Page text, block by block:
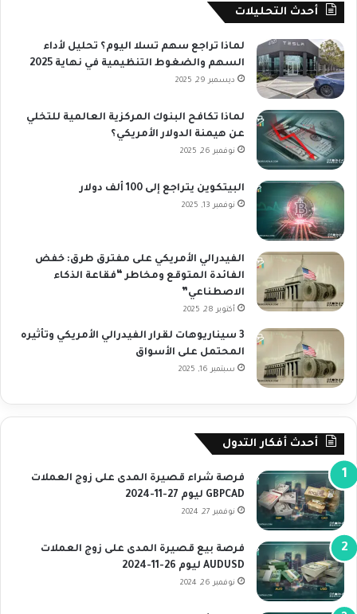
أحدث التحليلات
لماذا تراجع سهم تسلا اليوم؟ تحليل لأداء
السهم والضغوط التنظيمية في نهاية 2025
ديسمبر 29, 2025
لماذا تكافح البنوك المركزية العالمية للتخلي
عن هيمنة الدولار الأمريكي؟
نوفمبر 26, 2025
البيتكوين يتراجع إلى 100 ألف دولار
نوفمبر 13, 2025
الفيدرالي الأمريكي على مفترق طرق: خفض
الفائدة المتوقع ومخاطر “فقاعة الذكاء
الاصطناعي”
أكتوبر 28, 2025
3 سيناريوهات لقرار الفيدرالي الأمريكي وتأثيره
المحتمل على الأسواق
سبتمبر 16, 2025
أحدث أفكار التدول
فرصة شراء قصيرة المدى على زوج العملات
GBPCAD ليوم 27-11-2024
نوفمبر 27, 2024
فرصة بيع قصيرة المدى على زوج العملات
AUDUSD ليوم 26-11-2024
نوفمبر 26, 2024